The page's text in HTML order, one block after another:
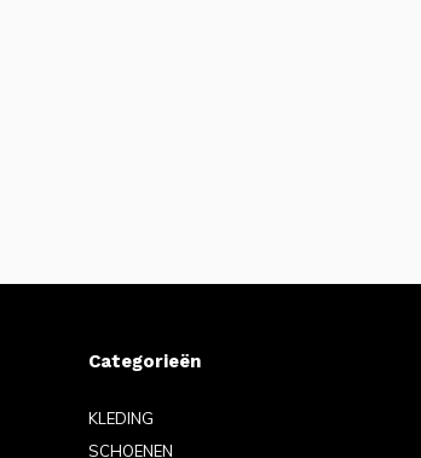
Categorieën
KLEDING
SCHOENEN